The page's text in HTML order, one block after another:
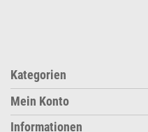
Kategorien
Mein Konto
Informationen